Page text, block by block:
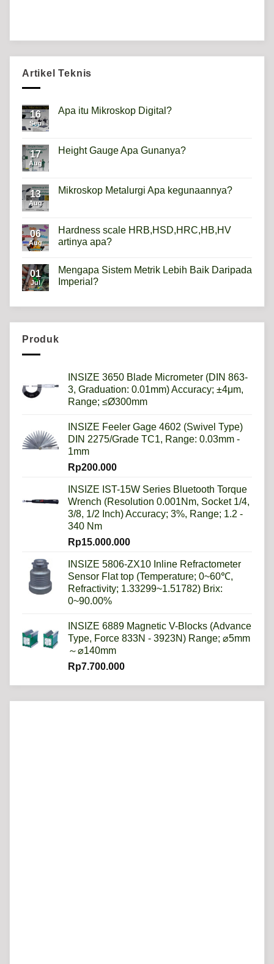
Artikel Teknis
16
Sep
Apa itu Mikroskop Digital?
Apa
itu
17
Aug
Height Gauge Apa Gunanya?
Height
Gauge
13
Aug
Mikroskop Metalurgi Apa kegunaannya?
Mikroskop
Metalurgi
Apa
06
Aug
Hardness scale HRB,HSD,HRC,HB,HV
artinya apa?
on
Hardness
scale
01
Jul
Mengapa Sistem Metrik Lebih Baik Daripada
Imperial?
Lebih
Produk
INSIZE 3650 Blade Micrometer (DIN 863-
3, Graduation: 0.01mm) Accuracy; ±4μm,
Range; ≤Ø300mm
INSIZE Feeler Gage 4602 (Swivel Type)
DIN 2275/Grade TC1, Range: 0.03mm -
1mm
Rp200.000
INSIZE IST-15W Series Bluetooth Torque
Wrench (Resolution 0.001Nm, Socket 1/4,
3/8, 1/2 Inch) Accuracy; 3%, Range; 1.2 -
340 Nm
Rp15.000.000
INSIZE 5806-ZX10 Inline Refractometer
Sensor Flat top (Temperature; 0~60℃,
Refractivity; 1.33299~1.51782) Brix:
0~90.00%
INSIZE 6889 Magnetic V-Blocks (Advance
Type, Force 833N - 3923N) Range; ⌀5mm
～⌀140mm
Rp7.700.000